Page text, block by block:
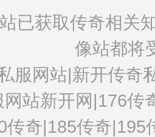
已获取传奇相关
像站都将
服网站|新开传奇
站新开网|176传
传奇|185传奇|195